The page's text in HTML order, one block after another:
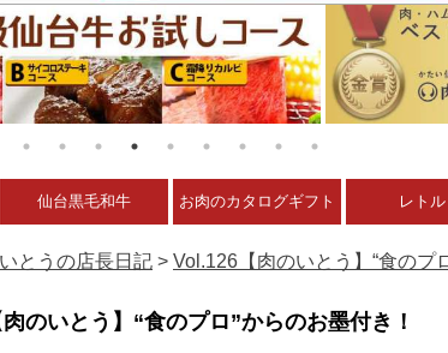
仙台黒毛和牛 お肉のカタログギフト レトル
とうの店長日記 > Vol.126【肉のいとう】“食のプ
のいとう】“食のプロ”からのお墨付き！